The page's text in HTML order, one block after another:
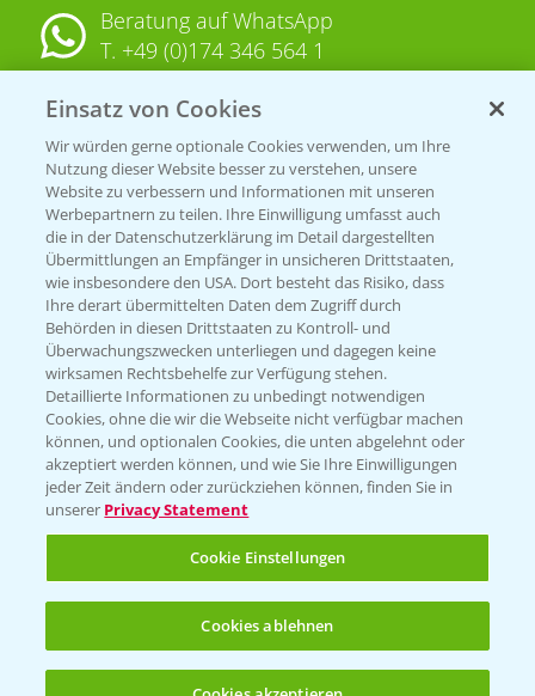
Beratung auf WhatsApp
T. +49 (0)174 346 564 1
KONTAKT
Hilfe in Notfällen
T.+49 (0)214/30-20220
Folgen Sie uns
Allgemeine Nutzungsbedingungen
Datenschutzerklärung
Impressum
Gebrauchshinweise
Einsatz von Cookies
Wir würden gerne optionale Cookies verwenden, um Ihre
Nutzung dieser Website besser zu verstehen, unsere
Website zu verbessern und Informationen mit unseren
Werbepartnern zu teilen. Ihre Einwilligung umfasst auch
die in der Datenschutzerklärung im Detail dargestellten
Übermittlungen an Empfänger in unsicheren Drittstaaten,
wie insbesondere den USA. Dort besteht das Risiko, dass
Ihre derart übermittelten Daten dem Zugriff durch
Behörden in diesen Drittstaaten zu Kontroll- und
Überwachungszwecken unterliegen und dagegen keine
wirksamen Rechtsbehelfe zur Verfügung stehen.
Detaillierte Informationen zu unbedingt notwendigen
Cookies, ohne die wir die Webseite nicht verfügbar machen
können, und optionalen Cookies, die unten abgelehnt oder
akzeptiert werden können, und wie Sie Ihre Einwilligungen
jeder Zeit ändern oder zurückziehen können, finden Sie in
unserer Privacy Statement
Cookie Einstellungen
Cookies ablehnen